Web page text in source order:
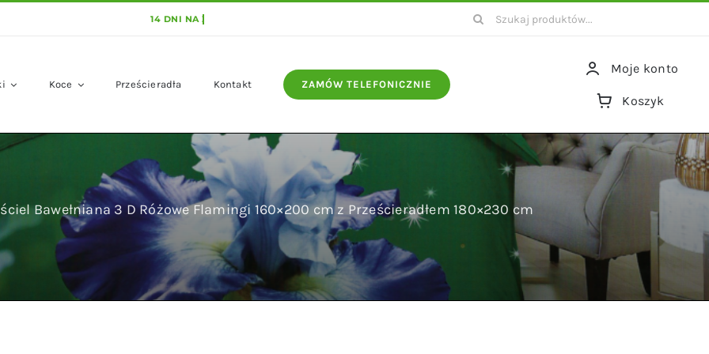
Szukaj
Koce Prześcieradła Kontakt ZAMÓW TELEFONICZNIE
Moje konto
Koszyk
Bawełniana 3 D Różowe Flamingi 160×200 cm z Prześcieradłem 180×230 cm